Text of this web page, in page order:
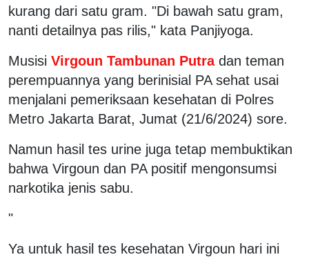
kurang dari satu gram. "Di bawah satu gram,
nanti detailnya pas rilis," kata Panjiyoga.
Musisi Virgoun Tambunan Putra dan teman
perempuannya yang berinisial PA sehat usai
menjalani pemeriksaan kesehatan di Polres
Metro Jakarta Barat, Jumat (21/6/2024) sore.
Namun hasil tes urine juga tetap membuktikan
bahwa Virgoun dan PA positif mengonsumsi
narkotika jenis sabu.
"
Ya untuk hasil tes kesehatan Virgoun hari ini